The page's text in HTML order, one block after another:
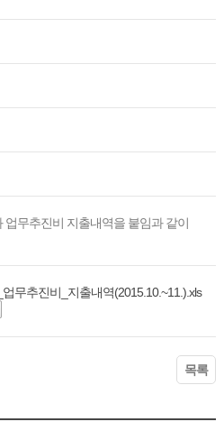
업무추진비 지출내역을 붙임과 같이
무추진비_지출내역(2015.10.~11.).xls
목록